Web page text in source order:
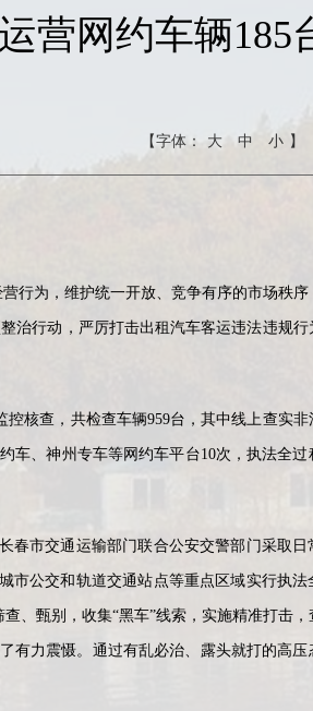
营网约车辆185
【字体： 大 中 小 】
为，维护统一开放、竞争有序的市场秩序
治行动，严厉打击出租汽车客运违法违规行
核查，共检查车辆959台，其中线上查实非
车、神州专车等网约车平台10次，执法全过
市交通运输部门联合公安交警部门采取日
公交和轨道交通站点等重点区域实行执法
、甄别，收集“黑车”线索，实施精准打击，
有力震慑。通过有乱必治、露头就打的高压